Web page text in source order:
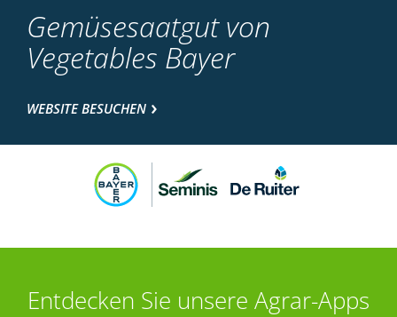
Gemüsesaatgut von
Vegetables Bayer
WEBSITE BESUCHEN
Entdecken Sie unsere Agrar-Apps